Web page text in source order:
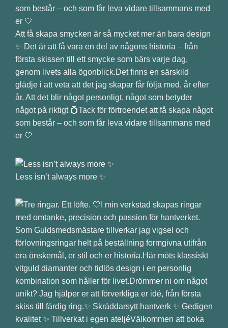
Att få skapa smycken är så mycket mer än bara design
✨ Det är att få vara en del av någons historia – från
första skissen till ett smycke som bärs varje dag,
genom livets alla ögonblick.Det finns en särskild
glädje i att veta att det jag skapar får följa med, år efter
år. Att det blir något personligt, något som betyder
något på riktigt 💍Tack för förtroendet att få skapa något
som består – och som får leva vidare tillsammans med
er 🤍
Less isn’t always more ✨